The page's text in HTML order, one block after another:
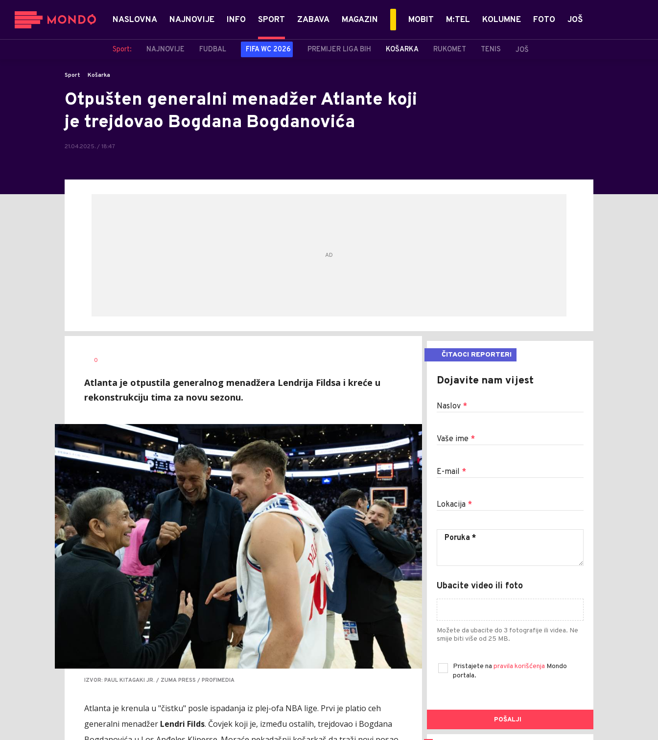
NASLOVNA NAJNOVIJE INFO SPORT
Sport: NAJNOVIJE FUDBAL FIFA WC 2026 PREMIJER LIGA BIH KOŠARKA RUKOMET TENIS JOŠ
ZABAVA MAGAZIN MOBIT M:TEL KOLUMNE FOTO JOŠ
Sport Košarka
Otpušten generalni menadžer Atlante koji
je trejdovao Bogdana Bogdanovića
21.04.2025. / 18:47
AUTOR
0
Atlanta je otpustila generalnog menadžera Lendrija Fildsa i kreće u
rekonstrukciju tima za novu sezonu.
IZVOR: PAUL KITAGAKI JR. / ZUMA PRESS / PROFIMEDIA
Atlanta je krenula u "čistku" posle ispadanja iz plej-ofa NBA lige. Prvi je platio ceh
generalni menadžer Lendri Filds. Čovjek koji je, između ostalih, trejdovao i Bogdana
ČITAOCI REPORTERI
Dojavite nam vijest
Naslov *
Vaše ime *
E-mail *
Lokacija *
Ubacite video ili foto
Možete da ubacite do 3 fotografije ili videa. Ne
smije biti više od 25 MB.
Pristajete na pravila korišćenja Mondo
portala.
POŠALJI